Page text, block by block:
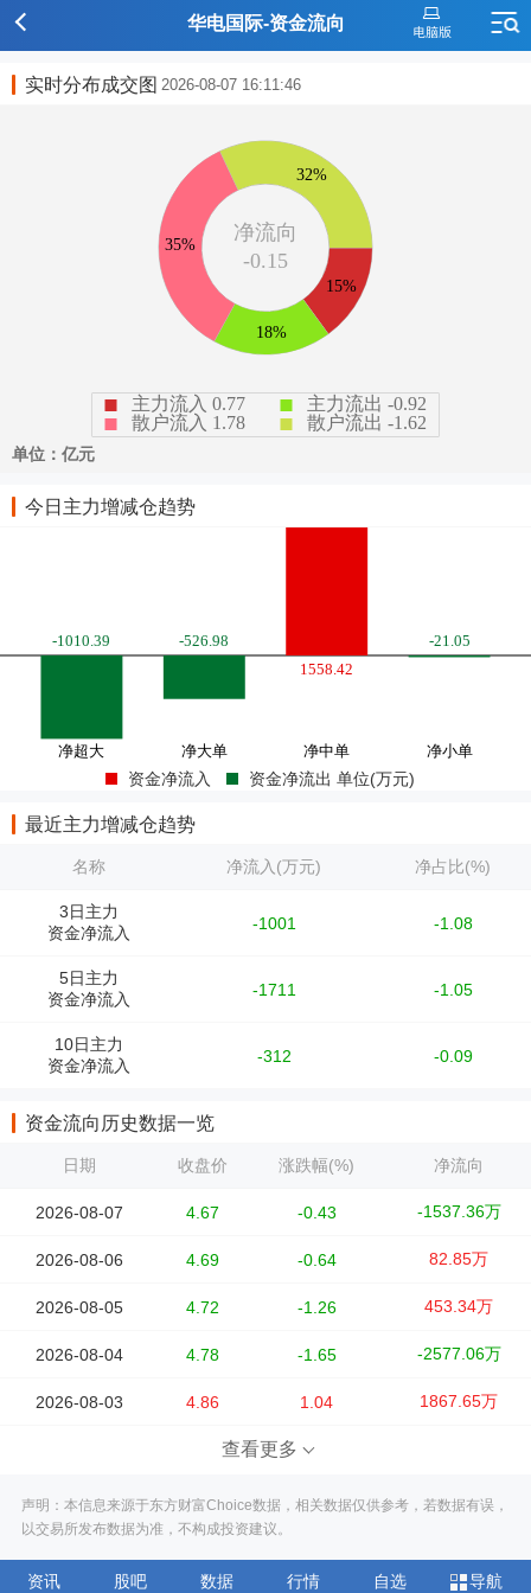
华电国际-资金流向
实时分布成交图 2026-08-07 16:11:46
今日主力增减仓趋势
资金净流入 资金净流出 单位(万元)
最近主力增减仓趋势
名称 净流入(万元) 净占比(%)
3日主力
资金净流入
-1001 -1.08
5日主力
资金净流入
-1711 -1.05
10日主力
资金净流入
-312 -0.09
资金流向历史数据一览
日期 收盘价 涨跌幅(%) 净流向
2026-08-07 4.67 -0.43 -1537.36万
2026-08-06 4.69 -0.64 82.85万
2026-08-05 4.72 -1.26 453.34万
2026-08-04 4.78 -1.65 -2577.06万
2026-08-03 4.86 1.04 1867.65万
查看更多
声明：本信息来源于东方财富Choice数据，相关数据仅供参考，若数据有误，
以交易所发布数据为准，不构成投资建议。
资讯 股吧 数据 行情 自选 导航